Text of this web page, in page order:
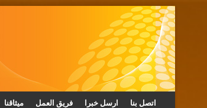
ميثاقنا فريق العمل ارسل خبرا اتصل بنا